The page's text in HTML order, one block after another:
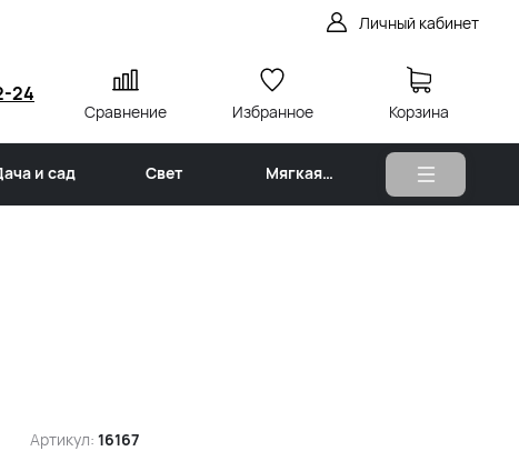
Личный кабинет
24
Сравнение Избранное Корзина
и сад Свет
Мягкая
Артикул: 16167